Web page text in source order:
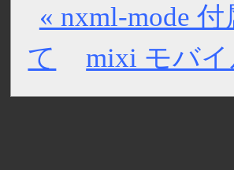
« nxml-mode
て
mixi モバ